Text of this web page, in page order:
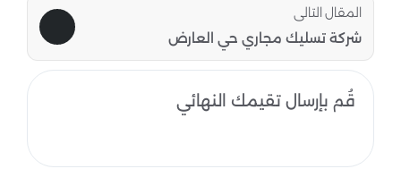
المقال التالى
شركة تسليك مجاري حي العارض
قُم بإرسال تقيمك النهائي